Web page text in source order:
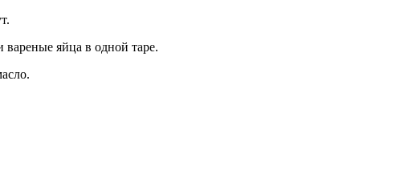
яйца в одной таре.